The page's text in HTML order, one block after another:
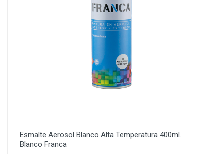
Esmalte Aerosol Blanco Alta Temperatura 400ml.
Blanco Franca